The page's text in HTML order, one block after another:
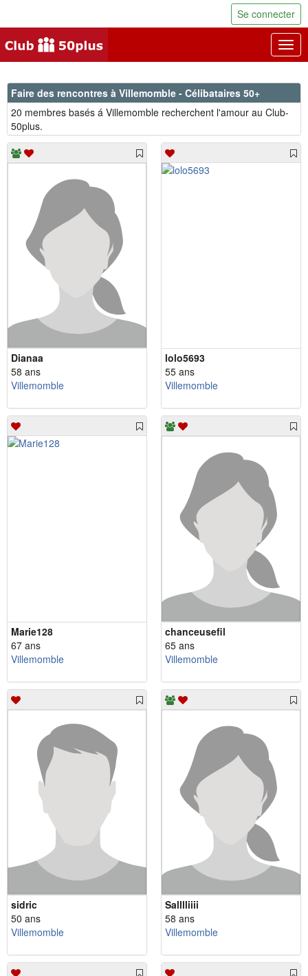
Se connecter
Faire des rencontres à Villemomble - Célibataires 50+
20 membres basés á Villemomble recherchent l'amour au Club-
50plus.
Dianaa
58 ans
Villemomble
lolo5693
55 ans
Villemomble
Marie128
67 ans
Villemomble
chanceusefil
65 ans
Villemomble
sidric
50 ans
Villemomble
Salllliiii
58 ans
Villemomble